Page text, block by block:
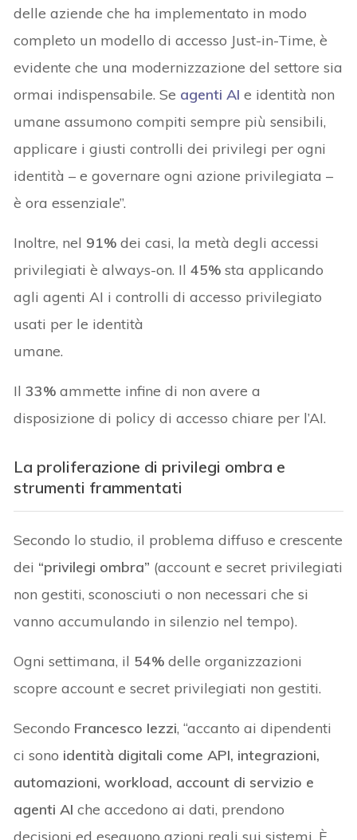
delle aziende che ha implementato in modo
completo un modello di accesso Just-in-Time, è
evidente che una modernizzazione del settore sia
ormai indispensabile. Se agenti AI e identità non
umane assumono compiti sempre più sensibili,
applicare i giusti controlli dei privilegi per ogni
identità – e governare ogni azione privilegiata –
è ora essenziale”.
Inoltre, nel 91% dei casi, la metà degli accessi
privilegiati è always-on. Il45% sta applicando
agli agenti AI i controlli di accesso privilegiato
usati per le identità
umane.
Il 33% ammette infine di non avere a
disposizione di policy di accesso chiare per l’AI.
La proliferazione di privilegi ombra e
strumenti frammentati
Secondo lo studio, il problema diffuso e crescente
dei “privilegi ombra” (account e secret privilegiati
non gestiti, sconosciuti o non necessari che si
vanno accumulando in silenzio nel tempo).
Ogni settimana, il 54% delle organizzazioni
scopre account e secret privilegiati non gestiti.
Secondo Francesco Iezzi, “accanto ai dipendenti
ci sono identità digitali come API, integrazioni,
automazioni, workload, account di servizio e
agenti AIche accedono ai dati, prendono
decisioni ed eseguono azioni reali sui sistemi. È